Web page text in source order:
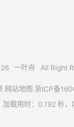
一叶舟All Right
网站地图 浙ICP备
加载用时：0.192 秒